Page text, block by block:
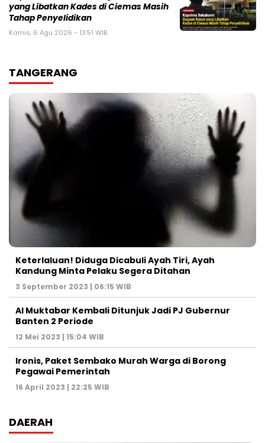
yang Libatkan Kades di Ciemas Masih
Tahap Penyelidikan
Kamis, 6 Agu 2026 - 13:51 WIB
TANGERANG
Keterlaluan! Diduga Dicabuli Ayah Tiri, Ayah
Kandung Minta Pelaku Segera Ditahan
3 September 2023 | 06:15 WIB
Al Muktabar Kembali Ditunjuk Jadi PJ Gubernur
Banten 2 Periode
12 Mei 2023 | 15:04 WIB
Ironis, Paket Sembako Murah Warga di Borong
Pegawai Pemerintah
16 April 2023 | 22:25 WIB
DAERAH